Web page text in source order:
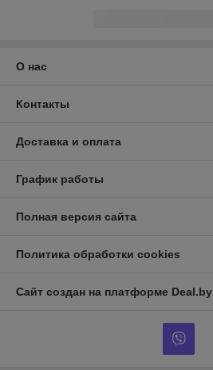
О нас
Контакты
Доставка и оплата
График работы
Полная версия сайта
Политика обработки cookies
Сайт создан на платформе Deal.by